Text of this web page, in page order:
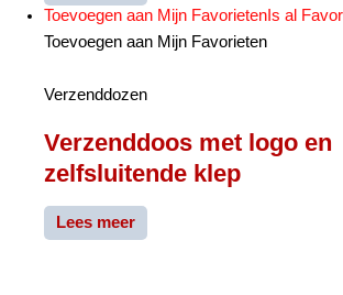
Toevoegen aan Mijn Favorieten Is al
Toevoegen aan Mijn Favorieten
Verzenddozen
Verzenddoos met logo en
zelfsluitende klep
Lees meer